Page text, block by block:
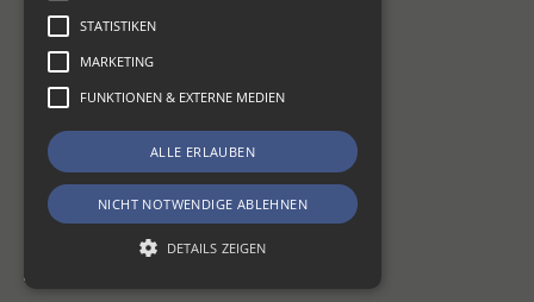
+49 341 56336-0
kammer@sbk-sachsen.de
KONTAKT
DATENSCHUTZ
ERKLÄRUNG ZUR BARRIEREFREIHEIT
STATISTIKEN
MARKETING
FUNKTIONEN & EXTERNE MEDIEN
ALLE ERLAUBEN
NICHT NOTWENDIGE ABLEHNEN
DETAILS ZEIGEN